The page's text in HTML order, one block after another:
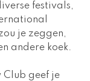
festivals,
je zeggen,
andere koek.
Club geef je